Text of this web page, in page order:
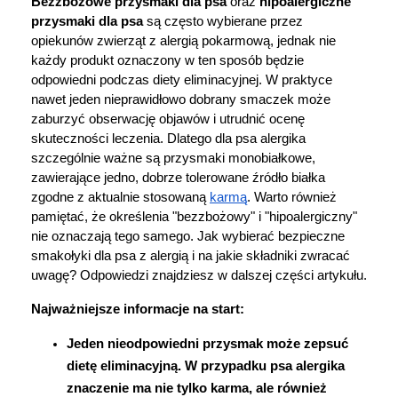
Zdrowy styl życia
Zabawki
Sprzęt medyczny
Motoryzacja
Grupy produktowe
Marki
przysmaki dla psa są często wybierane przez
opiekunów zwierząt z alergią pokarmową, jednak nie
każdy produkt oznaczony w ten sposób będzie
odpowiedni podczas diety eliminacyjnej. W praktyce
nawet jeden nieprawidłowo dobrany smaczek może
zaburzyć obserwację objawów i utrudnić ocenę
skuteczności leczenia. Dlatego dla psa alergika
szczególnie ważne są przysmaki monobiałkowe,
zawierające jedno, dobrze tolerowane źródło białka
zgodne z aktualnie stosowaną karmą. Warto również
pamiętać, że określenia "bezzbożowy" i "hipoalergiczny"
nie oznaczają tego samego. Jak wybierać bezpieczne
smakołyki dla psa z alergią i na jakie składniki zwracać
uwagę? Odpowiedzi znajdziesz w dalszej części artykułu.
Najważniejsze informacje na start:
Jeden nieodpowiedni przysmak może zepsuć
dietę eliminacyjną. W przypadku psa alergika
znaczenie ma nie tylko karma, ale również